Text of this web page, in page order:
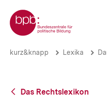
zum
Seiteninhalt
springen
Zur Startseite der bpb
Rechtsgrundlage
Brotkrümelnavigation
kurz&knapp Lexika
Zurück
Das Rechtslexikon